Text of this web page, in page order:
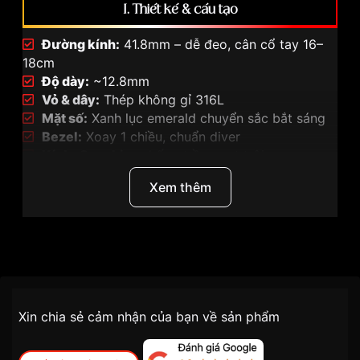
I. Thiết kế & cấu tạo
Đường kính: 41.8mm – dễ đeo, cân cổ tay 16–
18cm
Độ dày: ~12.8mm
Vỏ & dây: Thép không gỉ 316L
Mặt số: Xanh lục emerald chuyển sắc bắt sáng
Bezel: Xoay 1 chiều, chuẩn diver
Lộ máy (see-through)
Dạ quang phủ dày trên kim & cọc số, nhìn rõ trong
Loại máy
Automatic (tự động)
Xem thêm
Đối tượng sử dụng Nam
tiện lợi –
nhanh chóng – minh bạch
Xin chia sẻ cảm nhận của bạn về sản phẩm